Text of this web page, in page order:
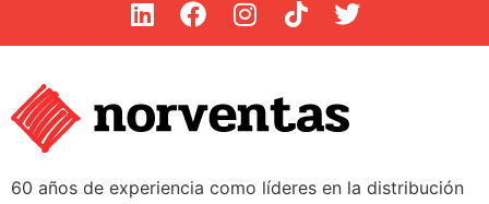
60 años de experiencia como líderes en la distribución